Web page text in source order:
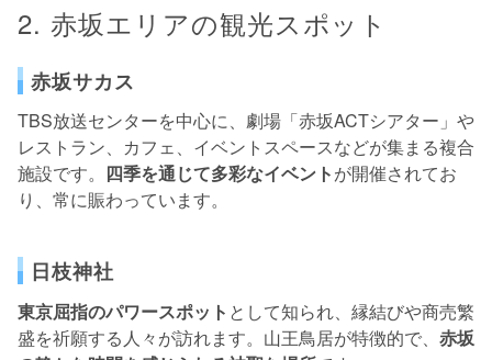
2. 赤坂エリアの観光スポット
赤坂サカス
TBS放送センターを中心に、劇場「赤坂ACTシアター」や
レストラン、カフェ、イベントスペースなどが集まる複合
施設です。 四季を通じて多彩なイベントが開催されてお
り、常に賑わっています。
日枝神社
東京屈指のパワースポット として知られ、縁結びや商売繁
盛を祈願する人々が訪れます。山王鳥居が特徴的で、 赤坂